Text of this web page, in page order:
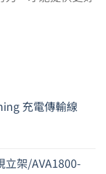
充電傳輸線
立架/AVA1800-